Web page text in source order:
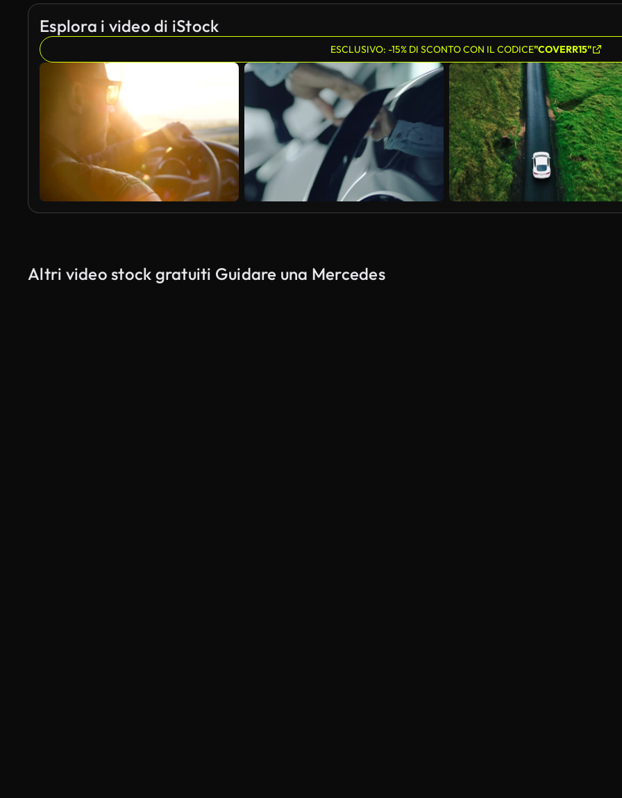
Esplora i video di iStock
ESCLUSIVO: -15% DI SCONTO CON IL CODICE"COVERR15"
Altri video stock gratuiti Guidare una Mercedes